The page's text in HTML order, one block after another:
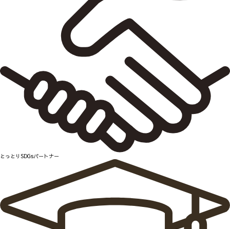
とっとりSDGsパートナー